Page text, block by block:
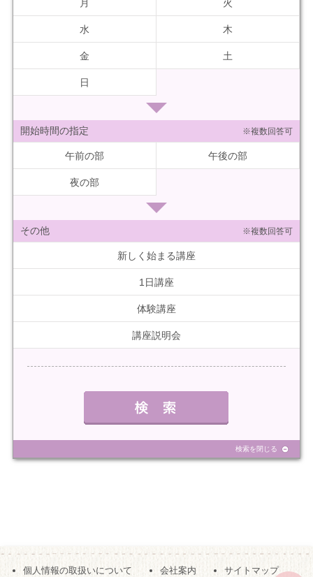
月 火
水 木
金 土
日
開始時間の指定 ※複数回答可
午前の部 午後の部
夜の部
その他 ※複数回答可
新しく始まる講座
1日講座
体験講座
講座説明会
検索を閉じる
個人情報の取扱いについて 会社案内 サイトマップ